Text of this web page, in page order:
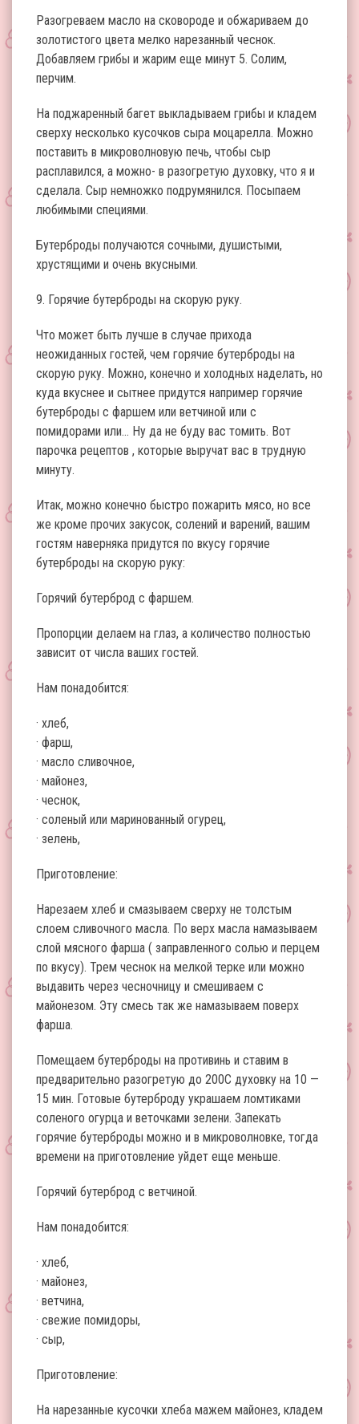
Разогреваем масло на сковороде и обжариваем до
золотистого цвета мелко нарезанный чеснок.
Добавляем грибы и жарим еще минут 5. Солим,
перчим.
На поджаренный багет выкладываем грибы и кладем
сверху несколько кусочков сыра моцарелла. Можно
поставить в микроволновую печь, чтобы сыр
расплавился, а можно- в разогретую духовку, что я и
сделала. Сыр немножко подрумянился. Посыпаем
любимыми специями.
Бутерброды получаются сочными, душистыми,
хрустящими и очень вкусными.
9. Горячие бутерброды на скорую руку.
Что может быть лучше в случае прихода
неожиданных гостей, чем горячие бутерброды на
скорую руку. Можно, конечно и холодных наделать, но
куда вкуснее и сытнее придутся например горячие
бутерброды с фаршем или ветчиной или с
помидорами или… Ну да не буду вас томить. Вот
парочка рецептов , которые выручат вас в трудную
минуту.
Итак, можно конечно быстро пожарить мясо, но все
же кроме прочих закусок, солений и варений, вашим
гостям наверняка придутся по вкусу горячие
бутерброды на скорую руку:
Горячий бутерброд с фаршем.
Пропорции делаем на глаз, а количество полностью
зависит от числа ваших гостей.
Нам понадобится:
· хлеб,
· фарш,
· масло сливочное,
· майонез,
· чеснок,
· соленый или маринованный огурец,
· зелень,
Приготовление:
Нарезаем хлеб и смазываем сверху не толстым
слоем сливочного масла. По верх масла намазываем
слой мясного фарша ( заправленного солью и перцем
по вкусу). Трем чеснок на мелкой терке или можно
выдавить через чесночницу и смешиваем с
майонезом. Эту смесь так же намазываем поверх
фарша.
Помещаем бутерброды на противинь и ставим в
предварительно разогретую до 200С духовку на 10 —
15 мин. Готовые бутерброду украшаем ломтиками
соленого огурца и веточками зелени. Запекать
горячие бутерброды можно и в микроволновке, тогда
времени на приготовление уйдет еще меньше.
Горячий бутерброд с ветчиной.
Нам понадобится:
· хлеб,
· майонез,
· ветчина,
· свежие помидоры,
· сыр,
Приготовление:
На нарезанные кусочки хлеба мажем майонез, кладем